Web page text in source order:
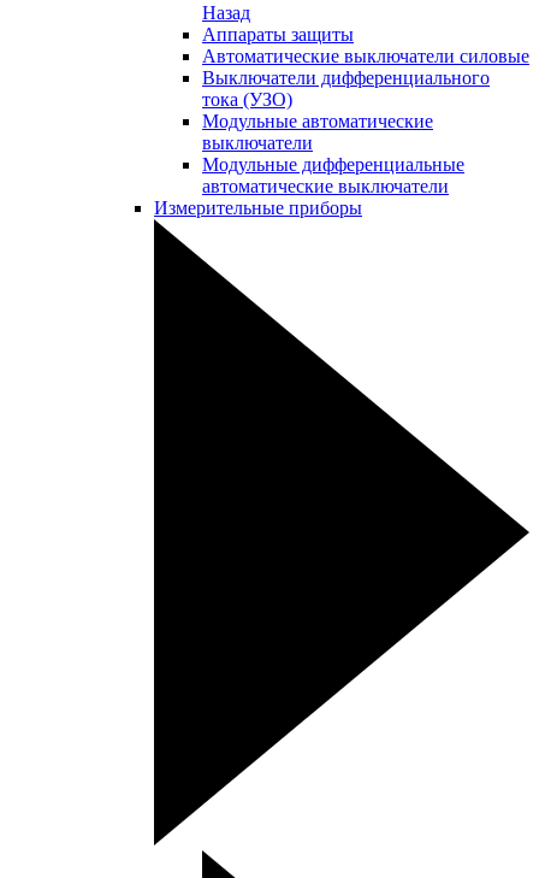
Назад
Аппараты защиты
Автоматические выключатели силовые
Выключатели дифференциального
тока (УЗО)
Модульные автоматические
выключатели
Модульные дифференциальные
автоматические выключатели
Измерительные приборы